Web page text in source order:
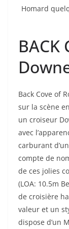
Homard
BACK
Back Cove of
sur la scène
un croiseur
avec
carburant
compte de
de ces jolies
(LOA: 10.5m
de croisière
valeur et un
dispose d’un